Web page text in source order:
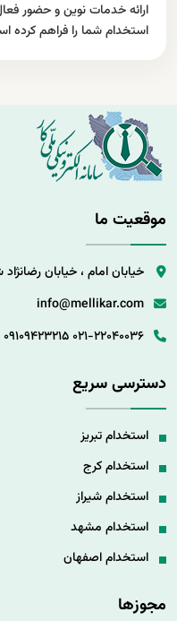
ارائه خدمات نوین و حضور
استخدام شما را فراهم کرده
موقعیت ما
خیابان امام ، خیابان رضانژاد شمالی،
info@mellikar.com
021-22040036
09109423215
دسترسی سریع
استخدام تبریز
استخدام کرج
استخدام شیراز
استخدام مشهد
استخدام اصفهان
مجوزها